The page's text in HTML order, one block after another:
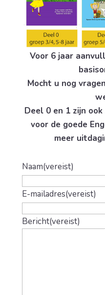
Voor 6 jaar
Mocht u nog
Deel 0 en 1 zijn
voor de goede
meer
Naam(vereist)
E-mailadres(vereist)
Bericht(vereist)